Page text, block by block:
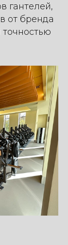
гантелей,
от бренда